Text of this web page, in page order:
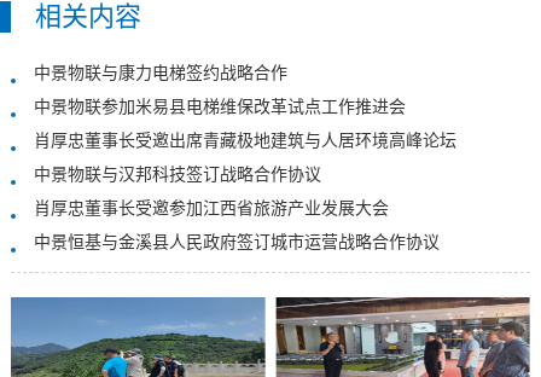
相关内容
中景物联与康力电梯签约战略合作
中景物联参加米易县电梯维保改革试点工作推进会
肖厚忠董事长受邀出席青藏极地建筑与人居环境高峰论坛
中景物联与汉邦科技签订战略合作协议
肖厚忠董事长受邀参加江西省旅游产业发展大会
中景恒基与金溪县人民政府签订城市运营战略合作协议